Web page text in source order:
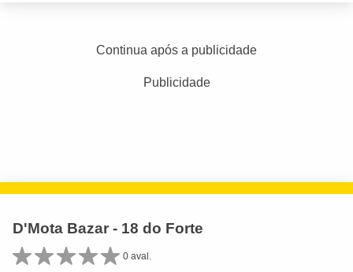
Continua após a publicidade
Publicidade
D'Mota Bazar - 18 do Forte
0 aval.